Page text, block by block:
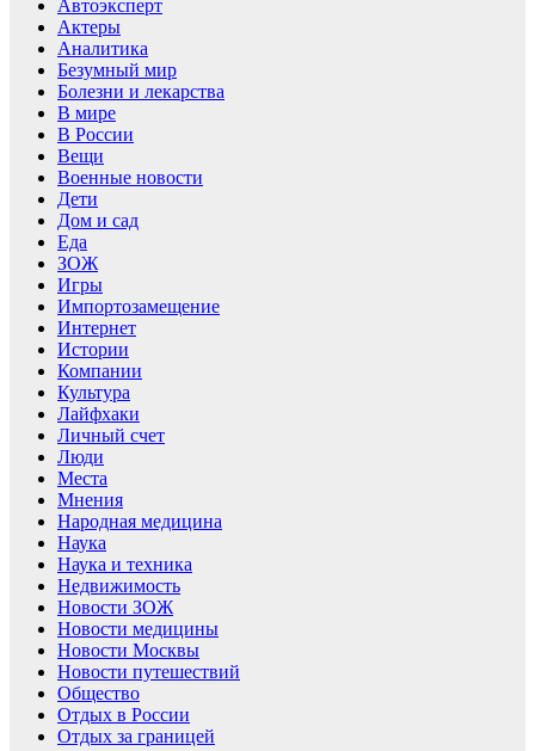
Автоэксперт
Актеры
Аналитика
Безумный мир
Болезни и лекарства
В мире
В России
Вещи
Военные новости
Дети
Дом и сад
Еда
ЗОЖ
Игры
Импортозамещение
Интернет
Истории
Компании
Культура
Лайфхаки
Личный счет
Люди
Места
Мнения
Народная медицина
Наука
Наука и техника
Недвижимость
Новости ЗОЖ
Новости медицины
Новости Москвы
Новости путешествий
Общество
Отдых в России
Отдых за границей